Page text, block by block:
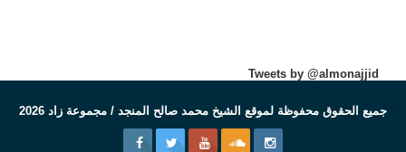
Tweets by @almonajjid
جميع الحقوق محفوظة لموقع الشيخ محمد صالح المنجد / مجموعة زاد 2026